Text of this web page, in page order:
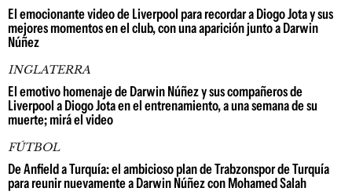
El emocionante video de Liverpool para recordar a Diogo Jota y sus
mejores momentos en el club, con una aparición junto a Darwin
Núñez
INGLATERRA
El emotivo homenaje de Darwin Núñez y sus compañeros de
Liverpool a Diogo Jota en el entrenamiento, a una semana de su
muerte; mirá el video
FÚTBOL
De Anfield a Turquía: el ambicioso plan de Trabzonspor de Turquía
para reunir nuevamente a Darwin Núñez con Mohamed Salah